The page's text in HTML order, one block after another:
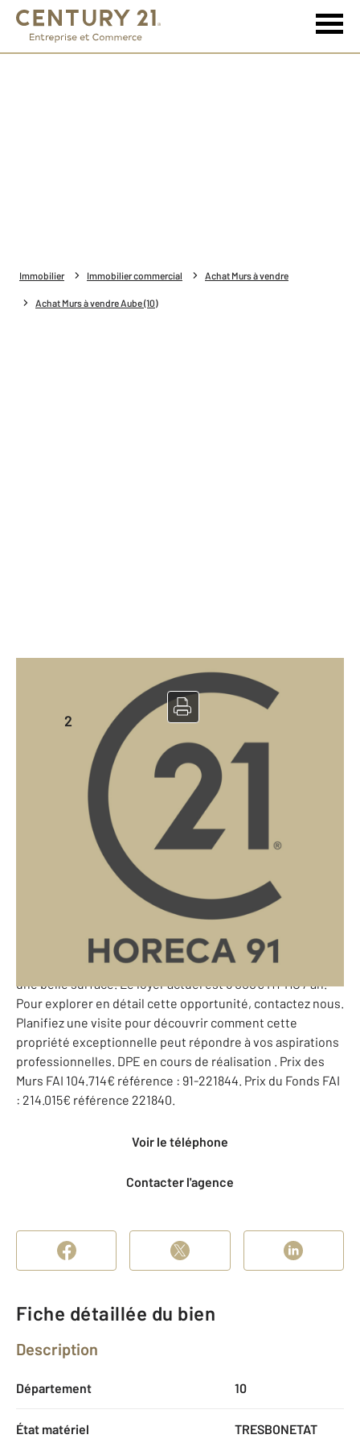
Immobilier Immobilier commercial Achat Murs à vendre
Achat Murs à vendre Aube (10)
Murs à vendre
2 Aube - 10
Ref: 10221844
104 714 €
91 - MURS COMMERCIAUX : À vendre, dans une jolie ville de
l'AUBE (10). Ces murs commerciaux abritent un Bar / Tabac
dynamique avec terrasse, offrant une belle opportunité.
Le local commercial, parfaitement entretenu, propose un
prête à accueillir une activité prospère. Ce commerce de
120m² dont 75m² pour le local commercial permet d'avoir
une belle surface. Le loyer actuel est 6 000€ HT HC / an.
Pour explorer en détail cette opportunité, contactez nous.
Planifiez une visite pour découvrir comment cette
propriété exceptionnelle peut répondre à vos aspirations
professionnelles. DPE en cours de réalisation . Prix des
Murs FAI 104.714€ référence : 91-221844. Prix du Fonds FAI
: 214.015€ référence 221840.
Voir le téléphone
Contacter l'agence
Fiche détaillée du bien
Description
Département 10
État matériel TRESBONETAT